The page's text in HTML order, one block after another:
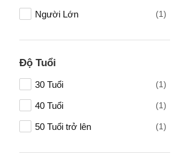
Người Lớn (1)
Độ Tuổi
30 Tuổi (1)
40 Tuổi (1)
50 Tuổi trở lên (1)